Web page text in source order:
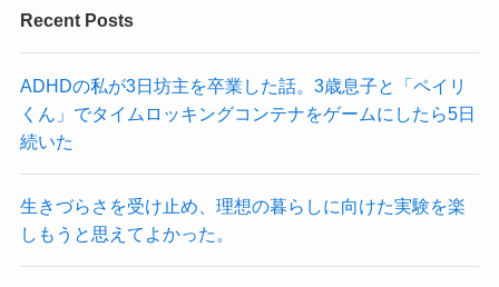
Recent Posts
ADHDの私が3日坊主を卒業した話。3歳息子と「ペイリ
くん」でタイムロッキングコンテナをゲームにしたら5日
続いた
生きづらさを受け止め、理想の暮らしに向けた実験を楽
しもうと思えてよかった。